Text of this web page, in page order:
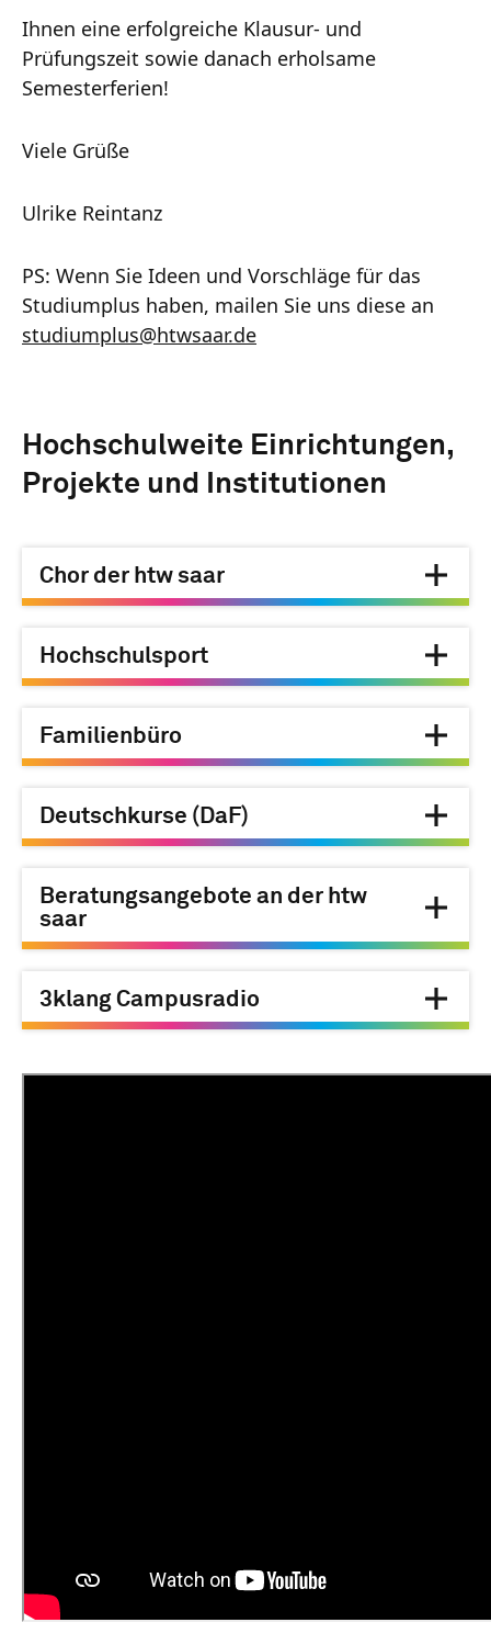
Ihnen eine erfolgreiche Klausur- und
Prüfungszeit sowie danach erholsame
Semesterferien!
Viele Grüße
Ulrike Reintanz
PS: Wenn Sie Ideen und Vorschläge für das
Studiumplus haben, mailen Sie uns diese an
studiumplus@htwsaar.de
Hochschulweite Einrichtungen,
Projekte und Institutionen
Chor der htw saar
Hochschulsport
Familienbüro
Deutschkurse (DaF)
Beratungsangebote an der htw
saar
3klang Campusradio